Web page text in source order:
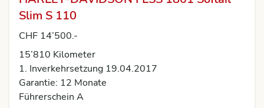
Slim S 110
CHF 14’500.-
15’810 Kilometer
1. Inverkehrsetzung 19.04.2017
Garantie: 12 Monate
Führerschein A